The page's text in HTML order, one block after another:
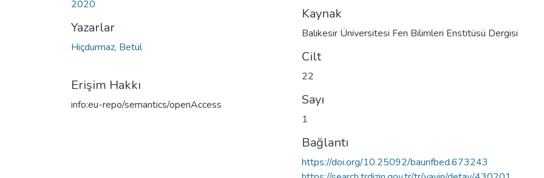
2020
Yazarlar
Hiçdurmaz, Betül
Erişim Hakkı
info:eu-repo/semantics/openAccess
Kaynak
Balıkesir Üniversitesi Fen Bilimleri Enstitüsü Dergisi
Cilt
22
Sayı
1
Bağlantı
https://doi.org/10.25092/baunfbed.673243